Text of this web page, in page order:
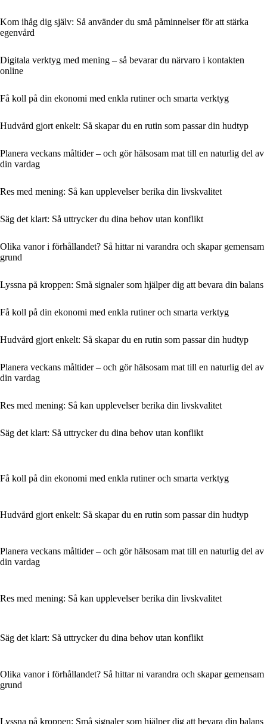
Kom ihåg dig själv: Så använder du små påminnelser för att stärka
egenvård
Digitala verktyg med mening – så bevarar du närvaro i kontakten
online
Få koll på din ekonomi med enkla rutiner och smarta verktyg
Hudvård gjort enkelt: Så skapar du en rutin som passar din hudtyp
Planera veckans måltider – och gör hälsosam mat till en naturlig del av
din vardag
Res med mening: Så kan upplevelser berika din livskvalitet
Säg det klart: Så uttrycker du dina behov utan konflikt
Olika vanor i förhållandet? Så hittar ni varandra och skapar gemensam
grund
Lyssna på kroppen: Små signaler som hjälper dig att bevara din balans
Få koll på din ekonomi med enkla rutiner och smarta verktyg
Hudvård gjort enkelt: Så skapar du en rutin som passar din hudtyp
Planera veckans måltider – och gör hälsosam mat till en naturlig del av
din vardag
Res med mening: Så kan upplevelser berika din livskvalitet
Säg det klart: Så uttrycker du dina behov utan konflikt
Få koll på din ekonomi med enkla rutiner och smarta verktyg
Hudvård gjort enkelt: Så skapar du en rutin som passar din hudtyp
Planera veckans måltider – och gör hälsosam mat till en naturlig del av
din vardag
Res med mening: Så kan upplevelser berika din livskvalitet
Säg det klart: Så uttrycker du dina behov utan konflikt
Olika vanor i förhållandet? Så hittar ni varandra och skapar gemensam
grund
Lyssna på kroppen: Små signaler som hjälper dig att bevara din balans